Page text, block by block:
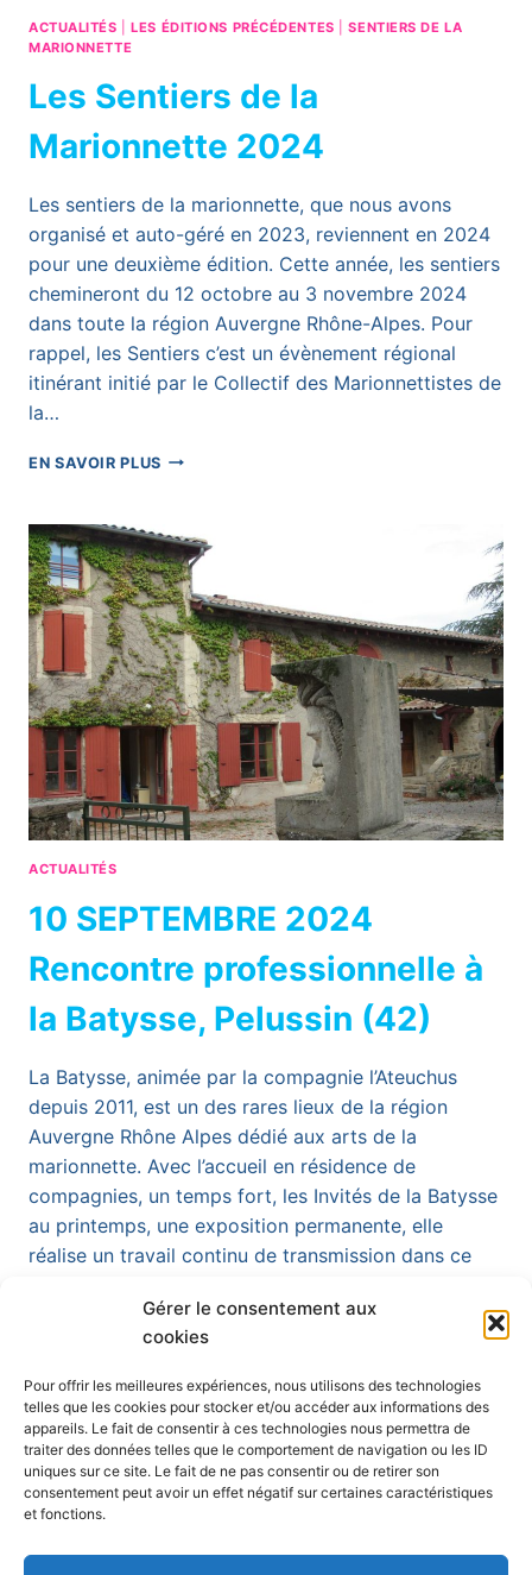
Gérer le consentement aux
cookies
Pour offrir les meilleures expériences, nous utilisons des technologies
telles que les cookies pour stocker et/ou accéder aux informations des
appareils. Le fait de consentir à ces technologies nous permettra de
traiter des données telles que le comportement de navigation ou les ID
uniques sur ce site. Le fait de ne pas consentir ou de retirer son
consentement peut avoir un effet négatif sur certaines caractéristiques
et fonctions.
ACTUALITÉS |LES ÉDITIONS PRÉCÉDENTES |SENTIERS DE LA
MARIONNETTE
Les Sentiers de la
Marionnette 2024
Les sentiers de la marionnette, que nous avons
organisé et auto-géré en 2023, reviennent en 2024
pour une deuxième édition. Cette année, les sentiers
chemineront du 12 octobre au 3 novembre 2024
dans toute la région Auvergne Rhône-Alpes. Pour
rappel, les Sentiers c’est un évènement régional
itinérant initié par le Collectif des Marionnettistes de
la…
EN SAVOIR PLUSLES
MARIONNETTE
2024
ACTUALITÉS
10 SEPTEMBRE 2024
Rencontre professionnelle à
la Batysse, Pelussin (42)
La Batysse, animée par la compagnie l’Ateuchus
depuis 2011, est un des rares lieux de la région
Auvergne Rhône Alpes dédié aux arts de la
marionnette. Avec l’accueil en résidence de
compagnies, un temps fort, les Invités de la Batysse
au printemps, une exposition permanente, elle
réalise un travail continu de transmission dans ce
EN SAVOIR PLUS 10
RENCONTRE
PROFESSIONNELLE
À
LA
BATYSSE,
Navigation
de
page
1 2
Page
suivante